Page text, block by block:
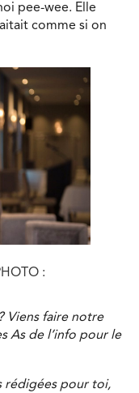
pee-wee. Elle
comme si on
:
Viens faire notre
As de l’info pour le
rédigées pour toi,